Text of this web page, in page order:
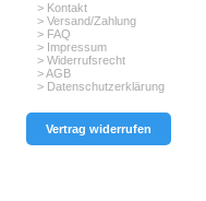
> Kontakt
> Versand/Zahlung
> FAQ
> Impressum
> Widerrufsrecht
> AGB
> Datenschutzerklärung
Vertrag widerrufen